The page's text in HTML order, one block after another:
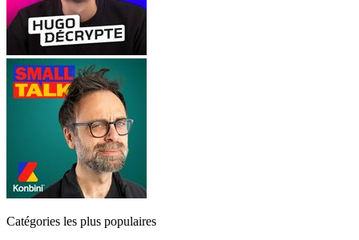
Catégories les plus populaires